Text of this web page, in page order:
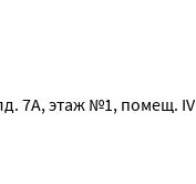
7А, этаж №1, помещ. IV